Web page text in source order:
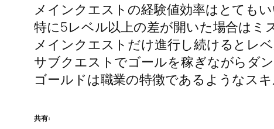
メインクエストの経験値効率はとても
特に5レベル以上の差が開いた場合はミ
メインクエストだけ進行し続けるとレ
サブクエストでゴールを稼ぎながらダ
ゴールドは職業の特徴であるようなス
共有: